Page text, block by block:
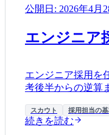
公開日: 2026年4月
エンジニア
エンジニア採用を
考後半からの逆算
スカウト 採用担当の
続きを読む